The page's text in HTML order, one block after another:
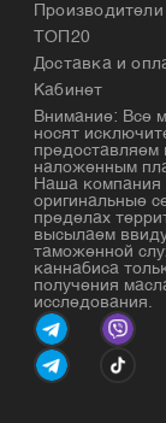
Производители
ТОП20
Доставка и
Кабинет
Внимание: Все
носят
предоставляем
наложенным
Наша компания
оригинальные
пределах
высылаем
таможенной
каннабиса
получения
исследования.